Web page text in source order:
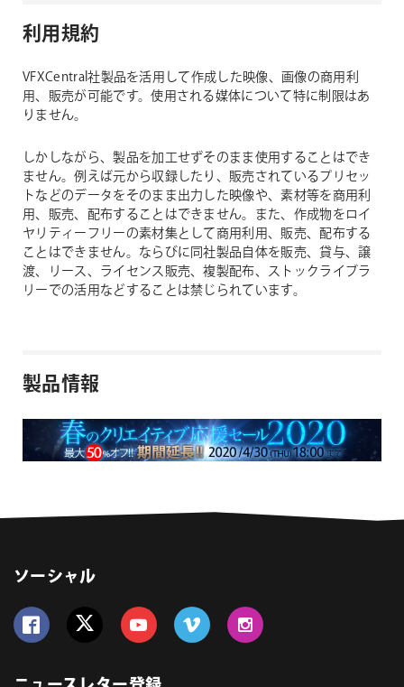
利用規約
VFXCentral社製品を活用して作成した映像、画像の商用利
用、販売が可能です。使用される媒体について特に制限はあ
りません。
しかしながら、製品を加工せずそのまま使用することはでき
ません。例えば元から収録したり、販売されているプリセッ
トなどのデータをそのまま出力した映像や、素材等を商用利
用、販売、配布することはできません。また、作成物をロイ
ヤリティーフリーの素材集として商用利用、販売、配布する
ことはできません。ならびに同社製品自体を販売、貸与、譲
渡、リース、ライセンス販売、複製配布、ストックライブラ
リーでの活用などすることは禁じられています。
製品情報
ソーシャル